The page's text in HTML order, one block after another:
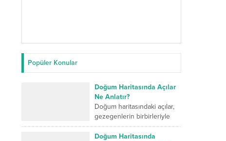
Popüler Konular
Doğum Haritasında Açılar
Ne Anlatır?
Doğum haritasındaki açılar,
gezegenlerin birbirleriyle
kurduğu geometrik ilişkileri
ve kişinin iç dünyasındaki
Doğum Haritasında